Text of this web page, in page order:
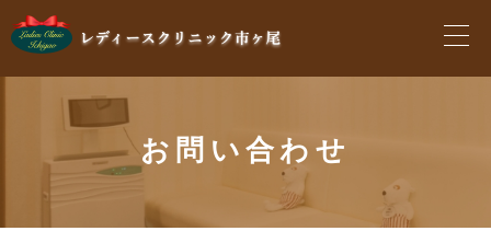
お問い合わせ